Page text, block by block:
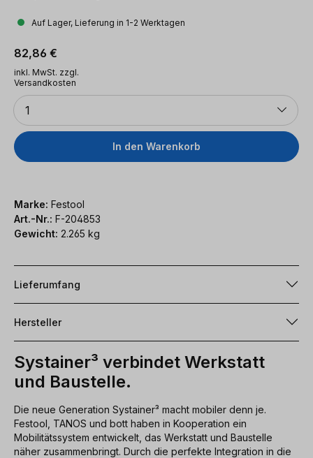
Auf Lager, Lieferung in 1-2 Werktagen
Regulärer Preis:
82,86 €
inkl. MwSt. zzgl.
Versandkosten
Anzahl
1
In den Warenkorb
Marke: Festool
Art.-Nr.: F-204853
Gewicht: 2.265 kg
Lieferumfang
Hersteller
Systainer³ verbindet Werkstatt
und Baustelle.
Die neue Generation Systainer³ macht mobiler denn je.
Festool, TANOS und bott haben in Kooperation ein
Mobilitätssystem entwickelt, das Werkstatt und Baustelle
näher zusammenbringt. Durch die perfekte Integration in die